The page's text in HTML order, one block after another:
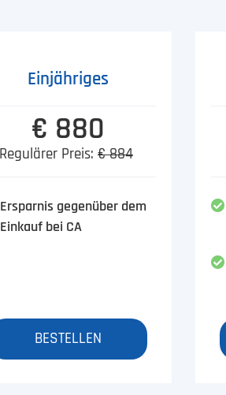
Einjähriges
€ 880
Regulärer Preis: € 884
Ersparnis gegenüber dem
Einkauf bei CA
BESTELLEN